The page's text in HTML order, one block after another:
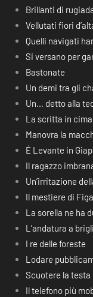
Brillanti di
Vellutati fiori
Quelli navigati
Si versano per
Bastonate
Un demi tra gli
Un… detto alla
La scritta in cima
Manovra la
É Levante in
Il ragazzo
Un’irritazione
Il mestiere di
La sorella ne ha
L’andatura a
I re delle foreste
Lodare
Scuotere la testa
Il telefono più